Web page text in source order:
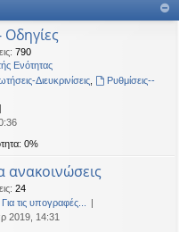
Ανάσταση.
: 790
Ενότητας
Διευκρινίσεις,
Ρυθμίσεις--
0%
ανακοινώσεις
: 24
Για τις υπογραφές...
2019, 14:31